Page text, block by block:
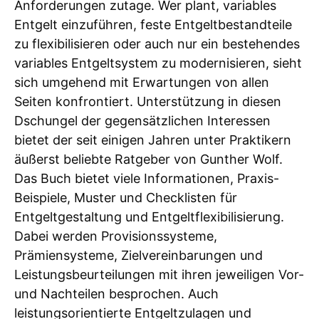
Anforderungen zutage. Wer plant, variables
Entgelt einzuführen, feste Entgeltbestandteile
zu flexibilisieren oder auch nur ein bestehendes
variables Entgeltsystem zu modernisieren, sieht
sich umgehend mit Erwartungen von allen
Seiten konfrontiert. Unterstützung in diesen
Dschungel der gegensätzlichen Interessen
bietet der seit einigen Jahren unter Praktikern
äußerst beliebte Ratgeber von Gunther Wolf.
Das Buch bietet viele Informationen, Praxis-
Beispiele, Muster und Checklisten für
Entgeltgestaltung und Entgeltflexibilisierung.
Dabei werden Provisionssysteme,
Prämiensysteme, Zielvereinbarungen und
Leistungsbeurteilungen mit ihren jeweiligen Vor-
und Nachteilen besprochen. Auch
leistungsorientierte Entgeltzulagen und